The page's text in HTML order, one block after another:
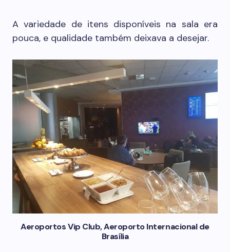
A variedade de itens disponíveis na sala era
pouca, e qualidade também deixava a desejar.
Aeroportos Vip Club, Aeroporto Internacional de
Brasília